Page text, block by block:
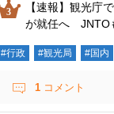
【速報】観光庁
が就任へ JNTO
#行政 #観光局 #国内
1 コメント